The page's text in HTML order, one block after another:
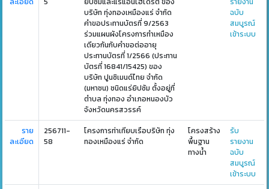
บริษัท ทุ่งทองเหมืองแร่ จำกัด
คำขอประทานบัตรที่ 9/2563
ร่วมแผนผังโครงการทำเหมือง
เดียวกันกับคำขอต่ออายุ
ประทานบัตรที่ 1/2566 (ประทาน
บัตรที่ 16841/15425) ของ
บริษัท ปูนซิเมนต์ไทย จำกัด
(มหาชน) ชนิดแร่ยิปซัม ตั้งอยู่ที่
ตำบล ทุ่งทอง อำเภอหนองบัว
จังหวัดนครสวรรค์
ฉบับ
สมบูรณ์
เข้าระบบ
ราย
ละเอียด
256711-
58
โครงการท่าเทียบเรือบริษัท ทุ่ง
ทองเหมืองแร่ จำกัด
โครงสร้าง
พื้นฐาน
ทางน้ำ
รับ
รายงาน
ฉบับ
สมบูรณ์
เข้าระบบ